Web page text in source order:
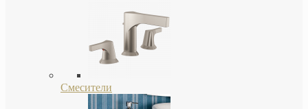
Смесители